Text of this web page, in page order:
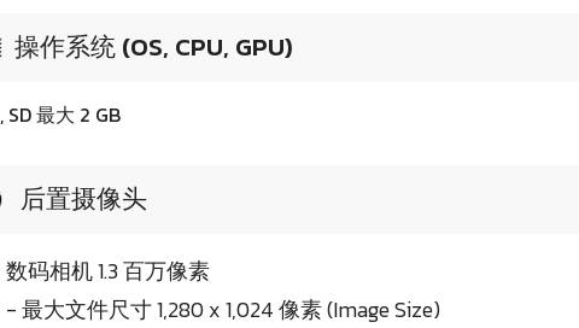
操作系统 (OS, CPU, GPU)
, SD 最大 2 GB
后置摄像头
数码相机 1.3 百万像素
- 最大文件尺寸 1,280 x 1,024 像素 (Image Size)